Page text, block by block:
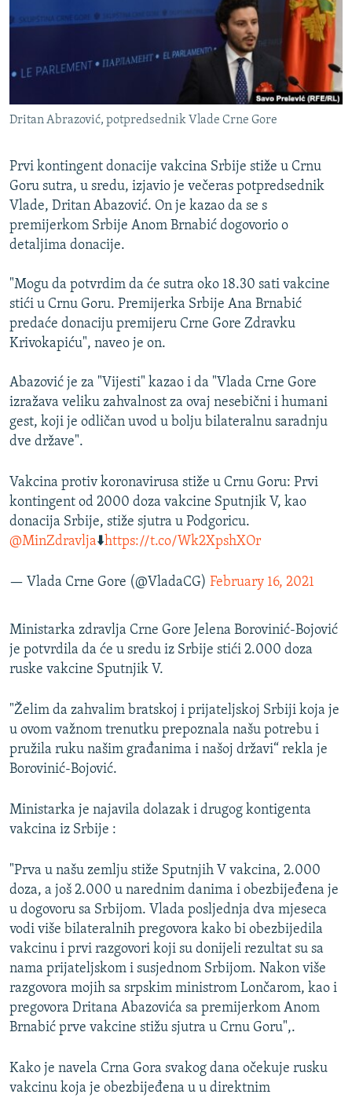
ISPRIČAJ MI
SPECIJALI RSE
GENOCID U SREBRENICI
POPLAVE I KLIZIŠTA U BIH 2024.
TV LIBERTY
POST SCRIPTUM
MOJA EVROPA
SVE KARTE DEJTONA
NASTANAK I RASPAD JUGOSLAVIJE
PRATITE NAS
Sve RFE/RL stranice
Dritan Abrazović, potpredsednik Vlade Crne Gore
Prvi kontingent donacije vakcina Srbije stiže u Crnu
Goru sutra, u sredu, izjavio je večeras potpredsednik
Vlade, Dritan Abazović. On je kazao da se s
premijerkom Srbije Anom Brnabić dogovorio o
detaljima donacije.
"Mogu da potvrdim da će sutra oko 18.30 sati vakcine
stići u Crnu Goru. Premijerka Srbije Ana Brnabić
predaće donaciju premijeru Crne Gore Zdravku
Krivokapiću", naveo je on.
Abazović je za "Vijesti" kazao i da "Vlada Crne Gore
izražava veliku zahvalnost za ovaj nesebični i humani
gest, koji je odličan uvod u bolju bilateralnu saradnju
dve države".
Vakcina protiv koronavirusa stiže u Crnu Goru: Prvi
kontingent od 2000 doza vakcine Sputnjik V, kao
donacija Srbije, stiže sjutra u Podgoricu.
@MinZdravlja⬇️https://t.co/Wk2XpshXOr
— Vlada Crne Gore (@VladaCG) February 16, 2021
Ministarka zdravlja Crne Gore Jelena Borovinić-Bojović
je potvrdila da će u sredu iz Srbije stići 2.000 doza
ruske vakcine Sputnjik V.
"Želim da zahvalim bratskoj i prijateljskoj Srbiji koja je
u ovom važnom trenutku prepoznala našu potrebu i
pružila ruku našim građanima i našoj državi“ rekla je
Borovinić-Bojović.
Ministarka je najavila dolazak i drugog kontigenta
vakcina iz Srbije :
"Prva u našu zemlju stiže Sputnjih V vakcina, 2.000
doza, a još 2.000 u narednim danima i obezbijeđena je
u dogovoru sa Srbijom. Vlada posljednja dva mjeseca
vodi više bilateralnih pregovora kako bi obezbijedila
vakcinu i prvi razgovori koji su donijeli rezultat su sa
nama prijateljskom i susjednom Srbijom. Nakon više
razgovora mojih sa srpskim ministrom Lončarom, kao i
pregovora Dritana Abazovića sa premijerkom Anom
Brnabić prve vakcine stižu sjutra u Crnu Goru",.
Kako je navela Crna Gora svakog dana očekuje rusku
vakcinu koja je obezbijeđena u u direktnim